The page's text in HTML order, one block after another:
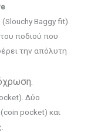
Baggy fit).
ποδιού που
την απόλυτη
Δύο
pocket) και